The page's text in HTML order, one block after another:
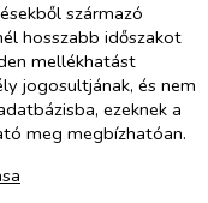
származó
hosszabb időszakot
mellékhatást
jogosultjának, és nem
ezeknek a
meg megbízhatóan.